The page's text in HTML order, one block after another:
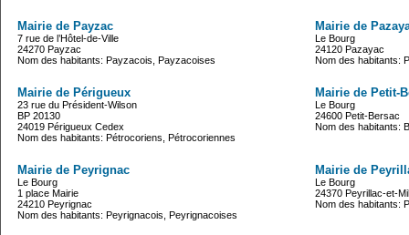
Mairie de Payzac
7 rue de l’Hôtel-de-Ville
24270 Payzac
Nom des habitants: Payzacois, Payzacoises
Mairie de
Le Bourg
24120 Pazayac
Nom des habitants:
Mairie de Périgueux
23 rue du Président-Wilson
BP 20130
24019 Périgueux Cedex
Nom des habitants: Pétrocoriens, Pétrocoriennes
Mairie de Petit-
Le Bourg
24600 Petit-Bersac
Nom des habitants:
Mairie de Peyrignac
Le Bourg
1 place Mairie
24210 Peyrignac
Nom des habitants: Peyrignacois, Peyrignacoises
Mairie de
Le Bourg
24370 Peyrillac-et-
Nom des habitants: